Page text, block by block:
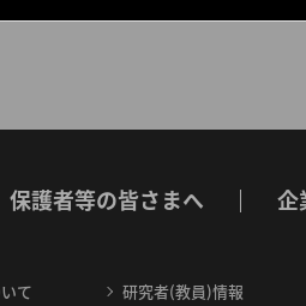
保護者等の皆さまへ 企
て
研究者(教員)情報